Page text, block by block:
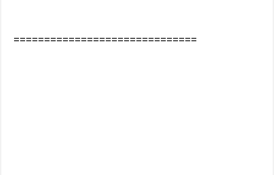
==============================